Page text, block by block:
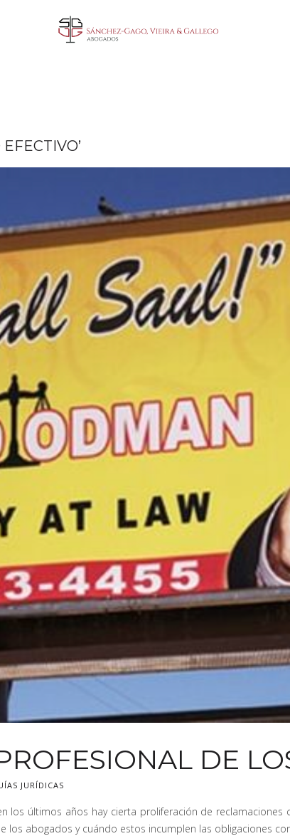
DE
JURÍDICAS
últimos años hay cierta proliferación de reclamaciones
abogados y cuándo estos incumplen las obligaciones